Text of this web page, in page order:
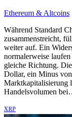
Ethereum & Altcoins
Während Standard
zusammenstreicht,
weiter auf. Ein
normalerweise
gleiche Richtung.
Dollar, ein Minus
Marktkapitalisierung
Handelsvolumen
XRP